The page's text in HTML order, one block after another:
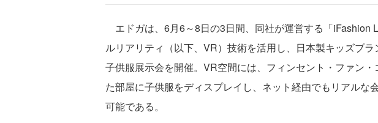
エドガは、6月6～8日の3日間、同社が運営する「iFashion
ルリアリティ（以下、VR）技術を活用し、日本製キッズブ
子供服展示会を開催。VR空間には、フィンセント・ファン
た部屋に子供服をディスプレイし、ネット経由でもリアルな
可能である。